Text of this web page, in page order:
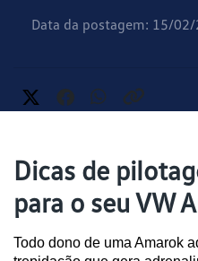
Data da postagem: 15/02/
Dicas de
para o seu VW
Todo dono de uma Amarok